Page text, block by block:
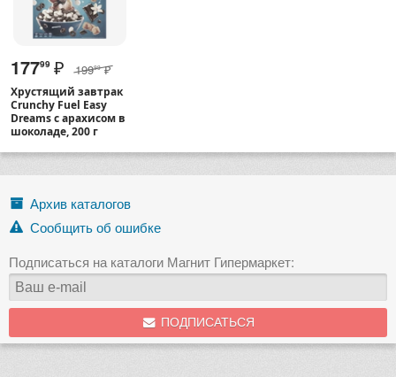
17799 ₽ 19999 ₽
Хрустящий завтрак
Crunchy Fuel Easy
Dreams с арахисом в
шоколаде, 200 г
Архив каталогов
Сообщить об ошибке
Подписаться на каталоги Магнит Гипермаркет:
ПОДПИСАТЬСЯ